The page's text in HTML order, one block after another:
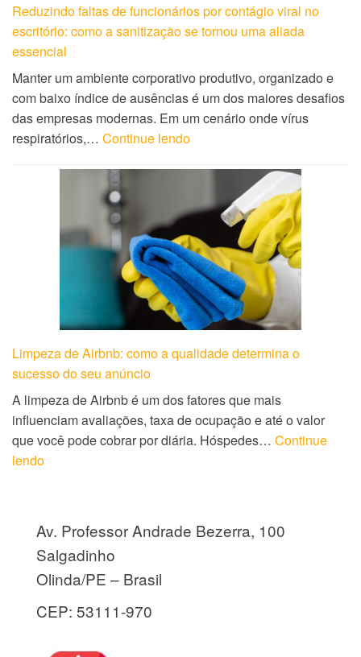
Reduzindo faltas de funcionários por contágio viral no
escritório: como a sanitização se tornou uma aliada
essencial
Manter um ambiente corporativo produtivo, organizado e
com baixo índice de ausências é um dos maiores desafios
das empresas modernas. Em um cenário onde vírus
respiratórios,… Continue lendo
Limpeza de Airbnb: como a qualidade determina o
sucesso do seu anúncio
A limpeza de Airbnb é um dos fatores que mais
influenciam avaliações, taxa de ocupação e até o valor
que você pode cobrar por diária. Hóspedes… Continue
lendo
Av. Professor Andrade Bezerra, 100
Salgadinho
Olinda/PE – Brasil
CEP: 53111-970